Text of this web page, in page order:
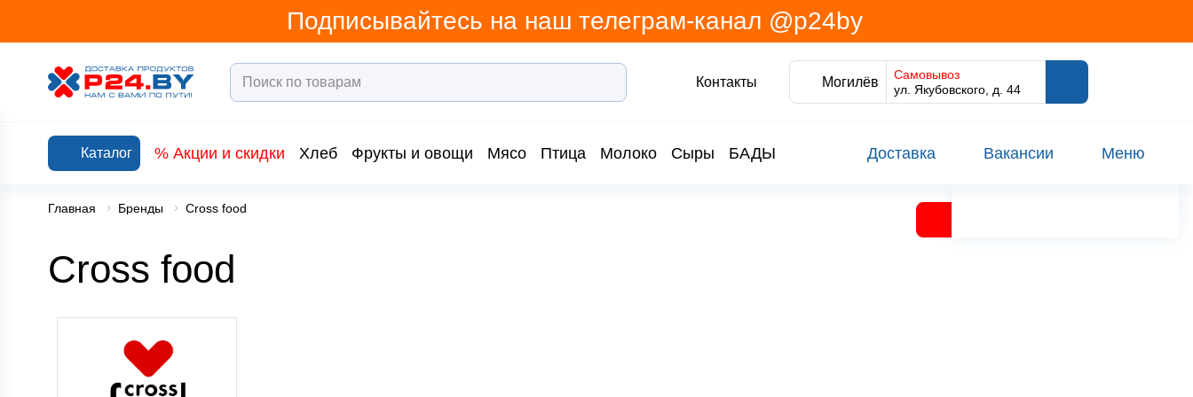
Подписывайтесь на наш телеграм-канал @p24by
Контакты Могилёв
Самовывоз
ул. Якубовского, д. 44
Каталог % Акции и скидки Хлеб Фрукты и овощи Мясо Птица Молоко Сыры БАДЫ Доставка Вакансии Меню
Главная Бренды Cross food
Cross food